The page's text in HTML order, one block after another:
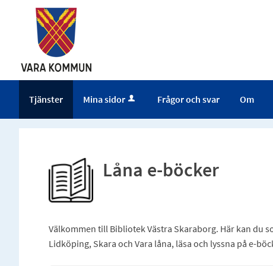
Tjänster Mina sidor Frågor och svar Om
Låna e-böcker
Välkommen till Bibliotek Västra Skaraborg. Här kan du
Lidköping, Skara och Vara låna, läsa och lyssna på e-